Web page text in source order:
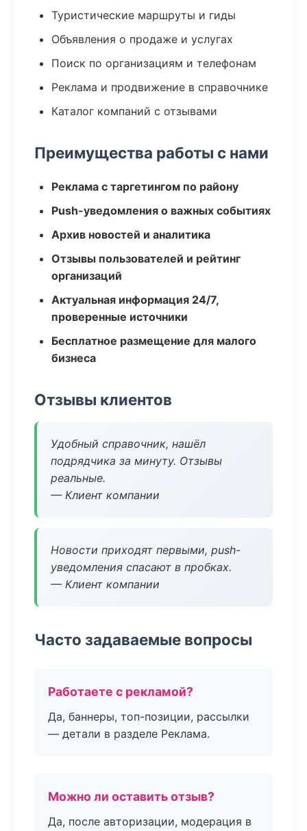
Туристические маршруты и гиды
Объявления о продаже и услугах
Поиск по организациям и телефонам
Реклама и продвижение в справочнике
Каталог компаний с отзывами
Преимущества работы с нами
Реклама с таргетингом по району
Push-уведомления о важных событиях
Архив новостей и аналитика
Отзывы пользователей и рейтинг
организаций
Актуальная информация 24/7,
проверенные источники
Бесплатное размещение для малого
бизнеса
Отзывы клиентов
Удобный справочник, нашёл
подрядчика за минуту. Отзывы
реальные.
— Клиент компании
Новости приходят первыми, push-
уведомления спасают в пробках.
— Клиент компании
Часто задаваемые вопросы
Работаете с рекламой?
Да, баннеры, топ-позиции, рассылки
— детали в разделе Реклама.
Можно ли оставить отзыв?
Да, после авторизации, модерация в